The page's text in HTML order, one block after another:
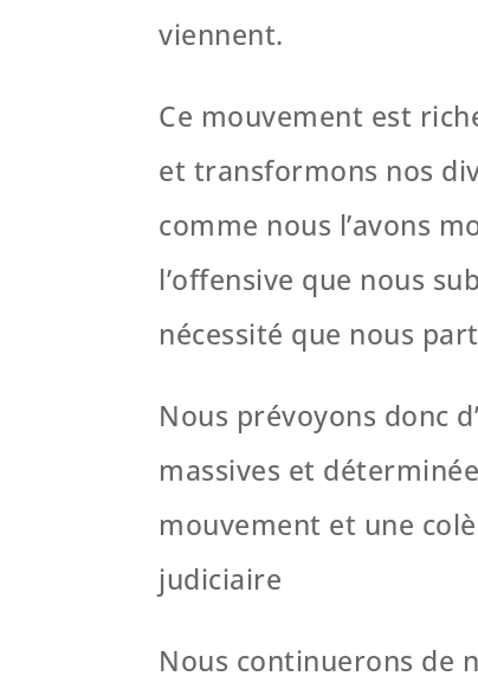
viennent.
Ce mouvement est
et transformons nos
comme nous l’avons
l’offensive que nous
nécessité que nous
Nous prévoyons donc
massives et
mouvement et une
judiciaire
Nous continuerons de